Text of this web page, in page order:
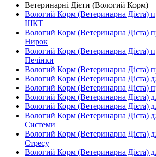
Ветеринарні Дієти (Вологий Корм)
Вологий Корм (Ветеринарна Дієта)
ШКТ
Вологий Корм (Ветеринарна Дієта)
Нирок
Вологий Корм (Ветеринарна Дієта)
Печінки
Вологий Корм (Ветеринарна Дієта)
Вологий Корм (Ветеринарна Дієта)
Вологий Корм (Ветеринарна Дієта)
Вологий Корм (Ветеринарна Дієта)
Вологий Корм (Ветеринарна Дієта)
Вологий Корм (Ветеринарна Дієта)
Системи
Вологий Корм (Ветеринарна Дієта)
Стресу
Вологий Корм (Ветеринарна Дієта)